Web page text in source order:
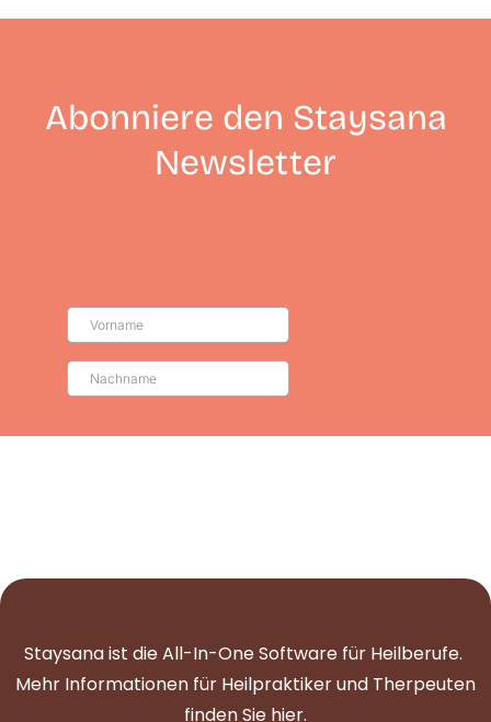
Abonniere den Staysana
Newsletter
Staysana ist die All-In-One Software für Heilberufe.
Mehr Informationen für Heilpraktiker und Therpeuten
finden Sie hier.